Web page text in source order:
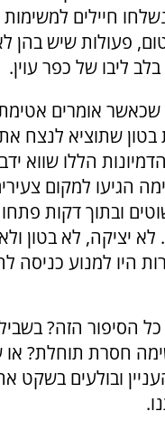
חיילים למשימות
פעולות שיש בהן
ליבו של כפר עוין.
אומרים
בטון שתוציא לנצח
הללו שווא
הגיעו למקום
ובתוך דקות
יציקה, לא בטון
היו למנוע כניסה
הסיפור הזה?
חסרת תוחלת?
ובולעים בשקט